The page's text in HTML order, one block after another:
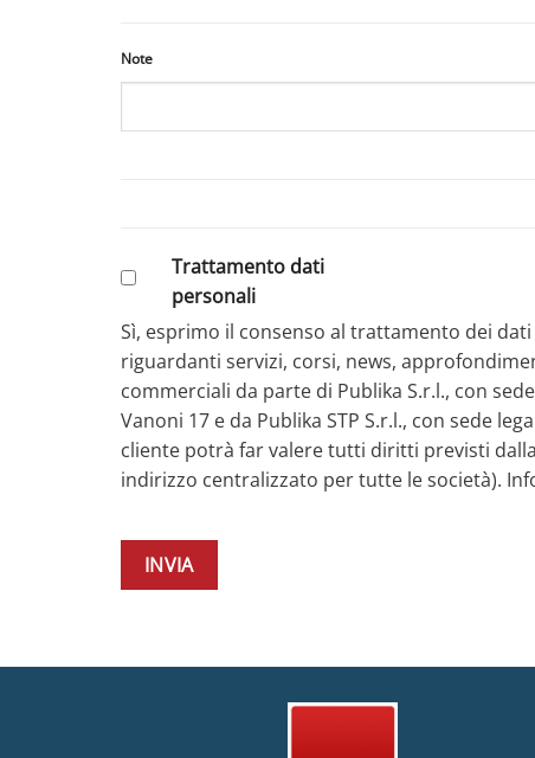
Note
Trattamento dati
personali
Sì, esprimo il consenso al trattamento dei
riguardanti servizi, corsi, news,
commerciali da parte di Publika S.r.l., con
Vanoni 17 e da Publika STP S.r.l., con sede
cliente potrà far valere tutti diritti previsti
indirizzo centralizzato per tutte le società).